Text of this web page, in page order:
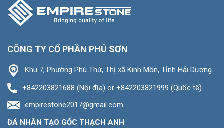
CÔNG TY CỔ PHẦN PHÚ SƠN
Khu 7, Phường Phú Thứ, Thị xã Kinh Môn, Tỉnh Hải Dương
+842203821688 (Nội địa) or +842203821999 (Quốc tế)
empirestone2017@gmail.com
ĐÁ NHÂN TẠO GỐC THẠCH ANH